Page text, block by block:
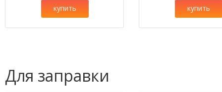
купить купить
Для заправки